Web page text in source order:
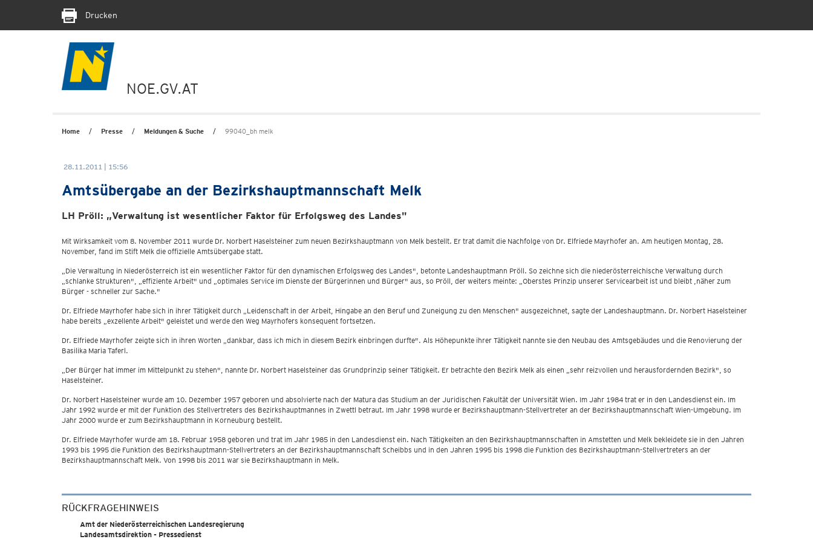
Drucken
NOE.GV.AT
Home Presse Meldungen & Suche 99040_bh melk
28.11.2011 | 15:56
Amtsübergabe an der Bezirkshauptmannschaft Melk
LH Pröll: „Verwaltung ist wesentlicher Faktor für Erfolgsweg des Landes"
Mit Wirksamkeit vom 8. November 2011 wurde Dr. Norbert Haselsteiner zum neuen Bezirkshauptmann von Melk bestellt. Er trat damit die Nachfolge von Dr. Elfriede Mayrhofer an. Am heutigen Montag, 28.
November, fand im Stift Melk die offizielle Amtsübergabe statt.
„Die Verwaltung in Niederösterreich ist ein wesentlicher Faktor für den dynamischen Erfolgsweg des Landes", betonte Landeshauptmann Pröll. So zeichne sich die niederösterreichische Verwaltung durch
„schlanke Strukturen", „effiziente Arbeit" und „optimales Service im Dienste der Bürgerinnen und Bürger" aus, so Pröll, der weiters meinte: „Oberstes Prinzip unserer Servicearbeit ist und bleibt ,näher zum
Bürger - schneller zur Sache."
Dr. Elfriede Mayrhofer habe sich in ihrer Tätigkeit durch „Leidenschaft in der Arbeit, Hingabe an den Beruf und Zuneigung zu den Menschen" ausgezeichnet, sagte der Landeshauptmann. Dr. Norbert Haselsteiner
habe bereits „exzellente Arbeit" geleistet und werde den Weg Mayrhofers konsequent fortsetzen.
Dr. Elfriede Mayrhofer zeigte sich in ihren Worten „dankbar, dass ich mich in diesem Bezirk einbringen durfte". Als Höhepunkte ihrer Tätigkeit nannte sie den Neubau des Amtsgebäudes und die Renovierung der
Basilika Maria Taferl.
„Der Bürger hat immer im Mittelpunkt zu stehen", nannte Dr. Norbert Haselsteiner das Grundprinzip seiner Tätigkeit. Er betrachte den Bezirk Melk als einen „sehr reizvollen und herausfordernden Bezirk", so
Haselsteiner.
Dr. Norbert Haselsteiner wurde am 10. Dezember 1957 geboren und absolvierte nach der Matura das Studium an der Juridischen Fakultät der Universität Wien. Im Jahr 1984 trat er in den Landesdienst ein. Im
Jahr 1992 wurde er mit der Funktion des Stellvertreters des Bezirkshauptmannes in Zwettl betraut. Im Jahr 1998 wurde er Bezirkshauptmann-Stellvertreter an der Bezirkshauptmannschaft Wien-Umgebung. Im
Jahr 2000 wurde er zum Bezirkshauptmann in Korneuburg bestellt.
Dr. Elfriede Mayrhofer wurde am 18. Februar 1958 geboren und trat im Jahr 1985 in den Landesdienst ein. Nach Tätigkeiten an den Bezirkshauptmannschaften in Amstetten und Melk bekleidete sie in den Jahren
1993 bis 1995 die Funktion des Bezirkshauptmann-Stellvertreters an der Bezirkshauptmannschaft Scheibbs und in den Jahren 1995 bis 1998 die Funktion des Bezirkshauptmann-Stellvertreters an der
Bezirkshauptmannschaft Melk. Von 1998 bis 2011 war sie Bezirkshauptmann in Melk.
RÜCKFRAGEHINWEIS
Amt der Niederösterreichischen Landesregierung
Landesamtsdirektion - Pressedienst